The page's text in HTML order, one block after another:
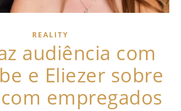
REALITY
audiência com
e Eliezer sobre
empregados